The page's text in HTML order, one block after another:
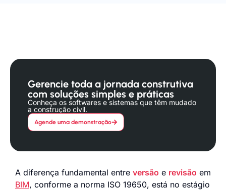
Gerencie toda a jornada construtiva
com soluções simples e práticas
Conheça os softwares e sistemas que têm mudado
a construção civil.
Agende uma demonstração
A diferença fundamental entre versão e revisão em
BIM, conforme a norma ISO 19650, está no estágio